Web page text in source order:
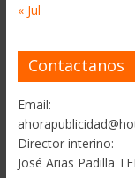
« Jul
Contactanos
Email:
Director interino:
José Arias Padilla